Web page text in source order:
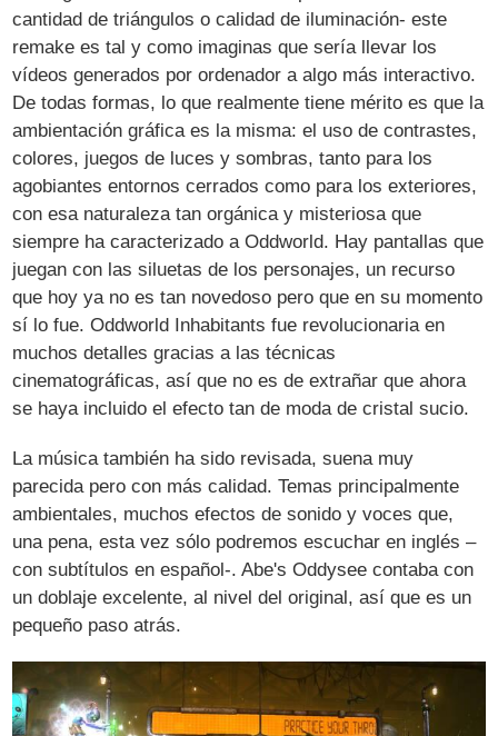
cantidad de triángulos o calidad de iluminación- este
remake es tal y como imaginas que sería llevar los
vídeos generados por ordenador a algo más interactivo.
De todas formas, lo que realmente tiene mérito es que la
ambientación gráfica es la misma: el uso de contrastes,
colores, juegos de luces y sombras, tanto para los
agobiantes entornos cerrados como para los exteriores,
con esa naturaleza tan orgánica y misteriosa que
siempre ha caracterizado a Oddworld. Hay pantallas que
juegan con las siluetas de los personajes, un recurso
que hoy ya no es tan novedoso pero que en su momento
sí lo fue. Oddworld Inhabitants fue revolucionaria en
muchos detalles gracias a las técnicas
cinematográficas, así que no es de extrañar que ahora
se haya incluido el efecto tan de moda de cristal sucio.
La música también ha sido revisada, suena muy
parecida pero con más calidad. Temas principalmente
ambientales, muchos efectos de sonido y voces que,
una pena, esta vez sólo podremos escuchar en inglés –
con subtítulos en español-. Abe's Oddysee contaba con
un doblaje excelente, al nivel del original, así que es un
pequeño paso atrás.